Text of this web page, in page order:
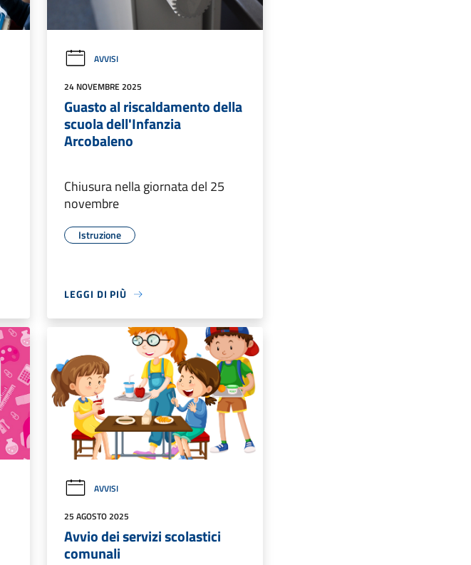
AVVISI
24 NOVEMBRE 2025
Guasto al riscaldamento della
scuola dell'Infanzia
Arcobaleno
Chiusura nella giornata del 25
novembre
Istruzione
LEGGI DI PIÙ
AVVISI
25 AGOSTO 2025
Avvio dei servizi scolastici
comunali